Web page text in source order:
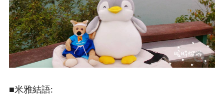
■米雅結語: